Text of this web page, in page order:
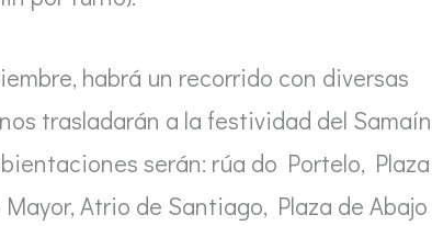
habrá un recorrido con diversas
trasladarán a la festividad del
serán: rúa do Portelo, Plaza
Atrio de Santiago, Plaza de Abajo